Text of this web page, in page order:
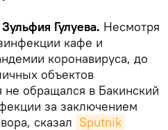
Гулуева. Несмотря
кафе и
коронавируса, до
объектов
не обращался в Бакинский
за заключением
сказал Sputnik